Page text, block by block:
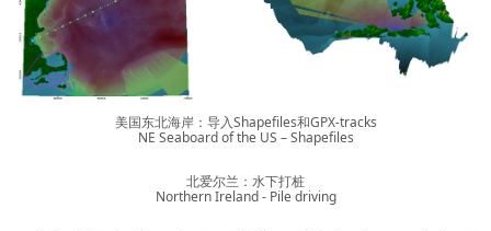
美国东北海岸：导入Shapefiles和GPX-tracks
NE Seaboard of the US – Shapefiles
北爱尔兰：水下打桩
Northern Ireland - Pile driving